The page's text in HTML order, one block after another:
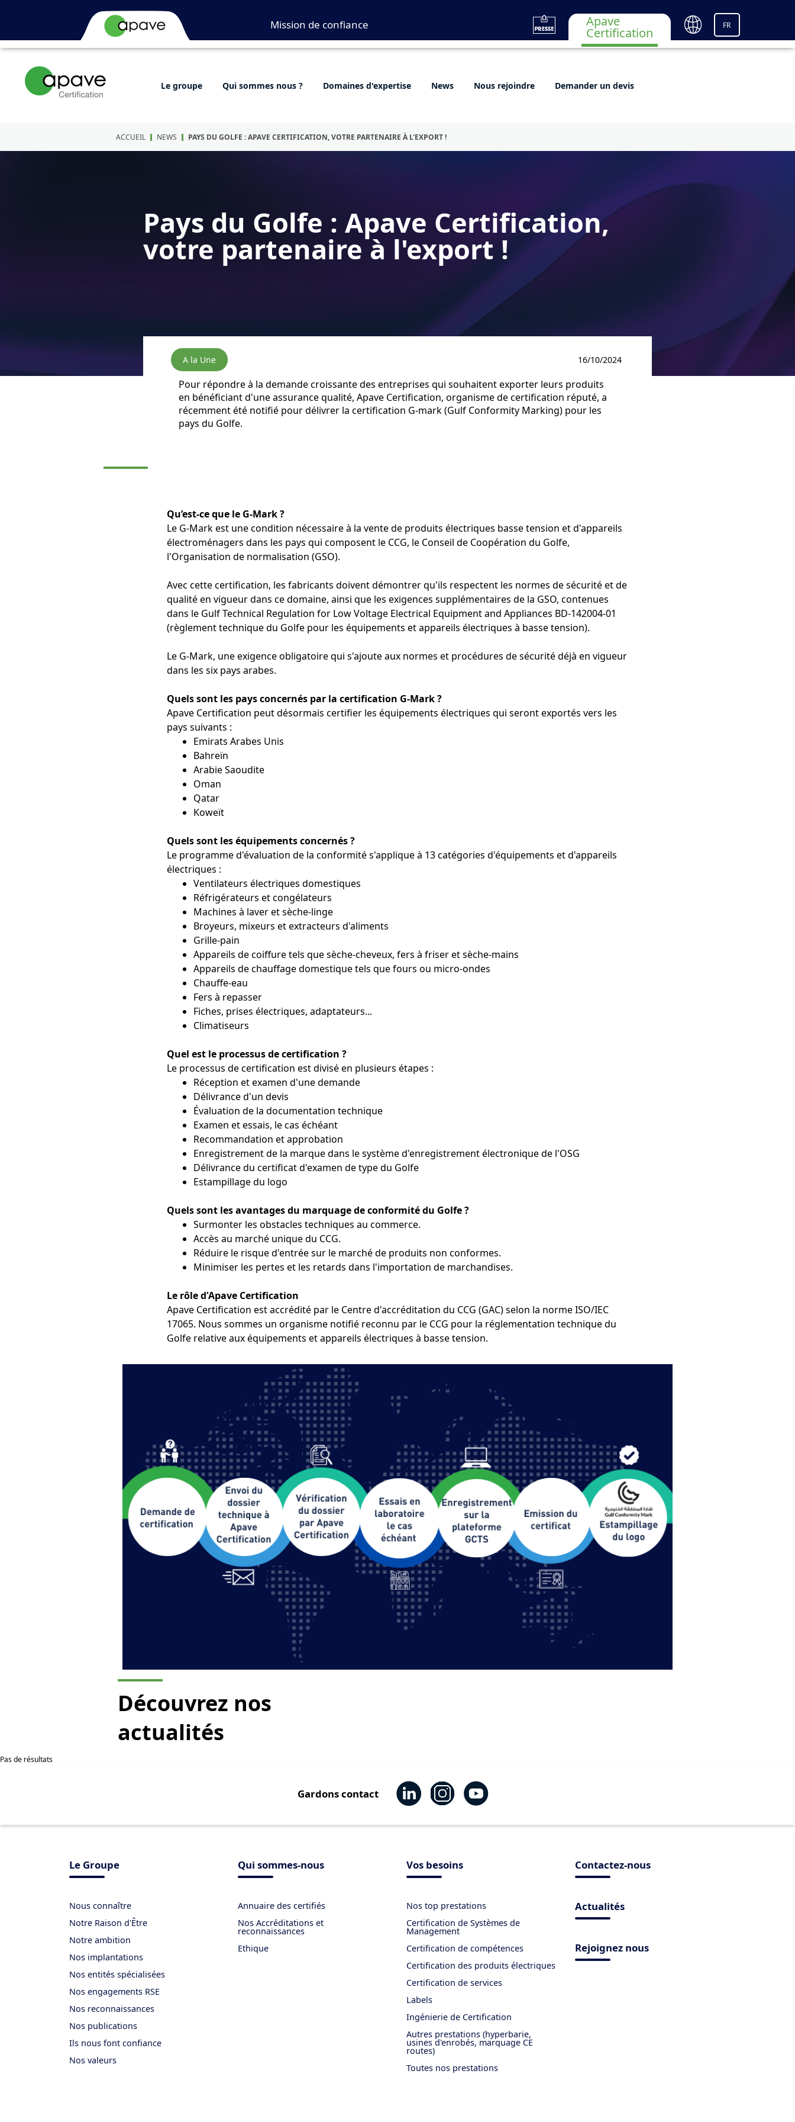
Mission de confiance Apave
Certification FR
Le groupe Qui sommes nous ? Domaines d'expertise News Nous rejoindre Demander un devis
ACCUEIL NEWS PAYS DU GOLFE : APAVE CERTIFICATION, VOTRE PARTENAIRE À L'EXPORT !
Pays du Golfe : Apave Certification,
votre partenaire à l'export !
A la Une 16/10/2024
Pour répondre à la demande croissante des entreprises qui souhaitent exporter leurs produits
en bénéficiant d'une assurance qualité, Apave Certification, organisme de certification réputé, a
récemment été notifié pour délivrer la certification G-mark (Gulf Conformity Marking) pour les
pays du Golfe.
Qu’est-ce que le G-Mark ?
Le G-Mark est une condition nécessaire à la vente de produits électriques basse tension et d'appareils
électroménagers dans les pays qui composent le CCG, le Conseil de Coopération du Golfe,
l'Organisation de normalisation (GSO).
Avec cette certification, les fabricants doivent démontrer qu'ils respectent les normes de sécurité et de
qualité en vigueur dans ce domaine, ainsi que les exigences supplémentaires de la GSO, contenues
dans le Gulf Technical Regulation for Low Voltage Electrical Equipment and Appliances BD-142004-01
(règlement technique du Golfe pour les équipements et appareils électriques à basse tension).
Le G-Mark, une exigence obligatoire qui s'ajoute aux normes et procédures de sécurité déjà en vigueur
dans les six pays arabes.
Quels sont les pays concernés par la certification G-Mark ?
Apave Certification peut désormais certifier les équipements électriques qui seront exportés vers les
pays suivants :
Emirats Arabes Unis
Bahreïn
Arabie Saoudite
Oman
Qatar
Koweït
Quels sont les équipements concernés ?
Le programme d'évaluation de la conformité s'applique à 13 catégories d'équipements et d'appareils
électriques :
Ventilateurs électriques domestiques
Réfrigérateurs et congélateurs
Machines à laver et sèche-linge
Broyeurs, mixeurs et extracteurs d'aliments
Grille-pain
Appareils de coiffure tels que sèche-cheveux, fers à friser et sèche-mains
Appareils de chauffage domestique tels que fours ou micro-ondes
Chauffe-eau
Fers à repasser
Fiches, prises électriques, adaptateurs...
Climatiseurs
Quel est le processus de certification ?
Le processus de certification est divisé en plusieurs étapes :
Réception et examen d'une demande
Délivrance d'un devis
Évaluation de la documentation technique
Examen et essais, le cas échéant
Recommandation et approbation
Enregistrement de la marque dans le système d'enregistrement électronique de l'OSG
Délivrance du certificat d'examen de type du Golfe
Estampillage du logo
Quels sont les avantages du marquage de conformité du Golfe ?
Surmonter les obstacles techniques au commerce.
Accès au marché unique du CCG.
Réduire le risque d'entrée sur le marché de produits non conformes.
Minimiser les pertes et les retards dans l'importation de marchandises.
Le rôle d'Apave Certification
Apave Certification est accrédité par le Centre d'accréditation du CCG (GAC) selon la norme ISO/IEC
17065. Nous sommes un organisme notifié reconnu par le CCG pour la réglementation technique du
Golfe relative aux équipements et appareils électriques à basse tension.
Découvrez nos
actualités
Pas de résultats
Gardons contact
Le Groupe
Nous connaître
Notre Raison d'Être
Notre ambition
Nos implantations
Nos entités spécialisées
Nos engagements RSE
Nos reconnaissances
Nos publications
Ils nous font confiance
Nos valeurs
Qui sommes-nous
Annuaire des certifiés
Nos Accréditations et
reconnaissances
Ethique
Vos besoins
Nos top prestations
Certification de Systèmes de
Management
Certification de compétences
Certification des produits électriques
Certification de services
Labels
Ingénierie de Certification
Autres prestations (hyperbarie,
usines d'enrobés, marquage CE
routes)
Toutes nos prestations
Contactez-nous
Actualités
Rejoignez nous